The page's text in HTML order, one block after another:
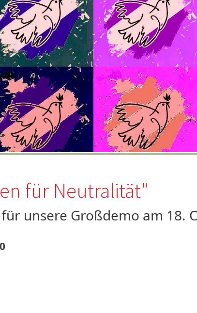
für Neutralität"
unsere Großdemo am 18.